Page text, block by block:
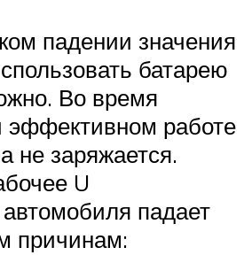
падении значения
батарею
Во время
эффективном работе
не заряжается.
U
падает
причинам: